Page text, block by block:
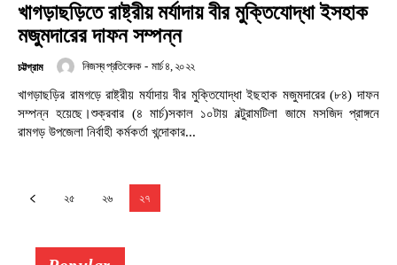
খাগড়াছড়িতে রাষ্ট্রীয় মর্যাদায় বীর মুক্তিযোদ্ধা ইসহাক
মজুমদারের দাফন সম্পন্ন
চট্টগ্রাম নিজস্ব প্রতিবেদক - মার্চ ৪, ২০২২
খাগড়াছড়ির রামগড়ে রাষ্ট্রীয় মর্যাদায় বীর মুক্তিযোদ্ধা ইছহাক মজুমদারের (৮৪) দাফন
সম্পন্ন হয়েছে।শুক্রবার (৪ মার্চ)সকাল ১০টায় বল্টুরামটিলা জামে মসজিদ প্রাঙ্গনে
রামগড় উপজেলা নির্বাহী কর্মকর্তা খন্দোকার...
২৫ ২৬ ২৭